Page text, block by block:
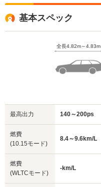
基本スペック
全長4.82m～4.83m
最高出力 140～200ps
燃費
(10.15モード)
8.4～9.6km/L
燃費
(WLTCモード)
-km/L